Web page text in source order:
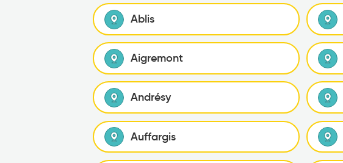
Ablis
Aigremont
Andrésy
Auffargis